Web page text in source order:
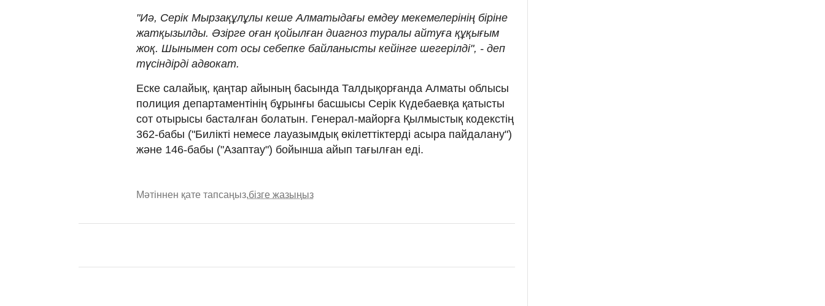
"Иә, Серік Мырзақұлұлы кеше Алматыдағы емдеу мекемелерінің біріне
жатқызылды. Әзірге оған қойылған диагноз туралы айтуға құқығым
жоқ. Шынымен сот осы себепке байланысты кейінге шегерілді", - деп
түсіндірді адвокат.
Еске салайық, қаңтар айының басында Талдықорғанда Алматы облысы
полиция департаментінің бұрынғы басшысы Серік Күдебаевқа қатысты
сот отырысы басталған болатын. Генерал-майорға Қылмыстық кодекстің
362-бабы ("Билiктi немесе лауазымдық өкiлеттiктерді асыра пайдалану")
және 146-бабы ("Азаптау") бойынша айып тағылған еді.
Мәтіннен қате тапсаңыз,бізге жазыңыз